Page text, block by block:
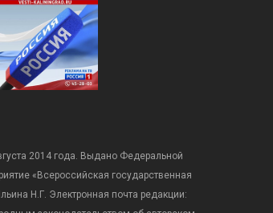
2014 года. Выдано Федеральной
«Всероссийская государственная
Н.Г. Электронная почта редакции: